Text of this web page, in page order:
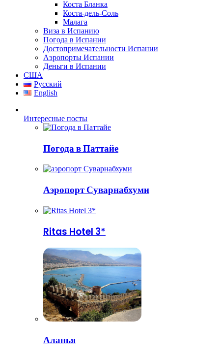
Коста Бланка
Коста-дель-Соль
Малага
Виза в Испанию
Погода в Испании
Достопримечательности Испании
Аэропорты Испании
Деньги в Испании
США
Русский
English
Интересные посты
Погода в Паттайе
Аэропорт Суварнабхуми
Ritas Hotel 3*
Аланья